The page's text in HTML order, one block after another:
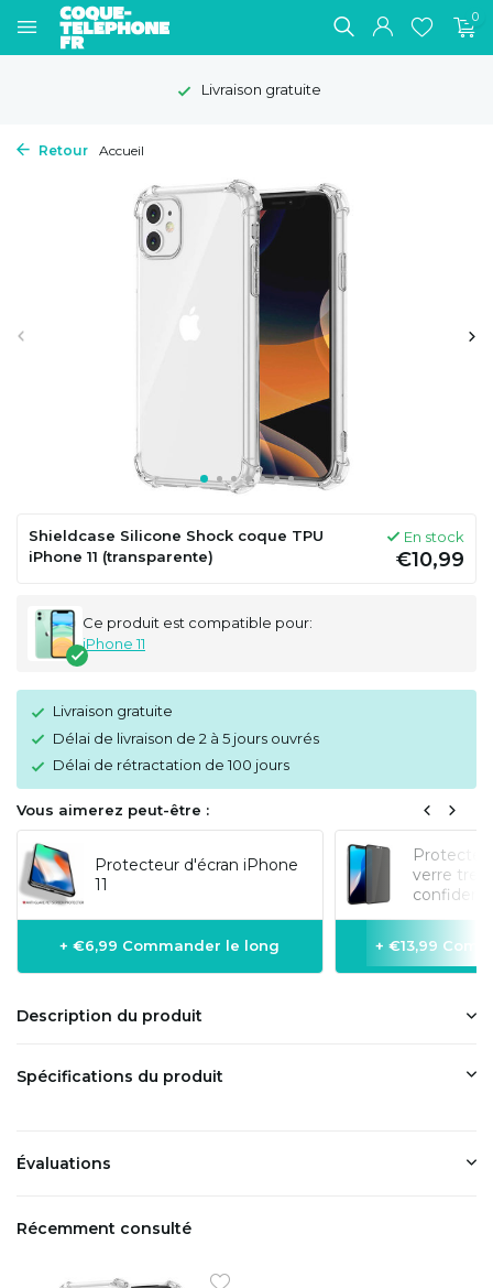
0
Livraison gratuite
Retour Accueil
Shieldcase Silicone Shock coque TPU
iPhone 11 (transparente)
En stock
€10,99
Ce produit est compatible pour:
iPhone 11
Livraison gratuite
Délai de livraison de 2 à 5 jours ouvrés
Délai de rétractation de 100 jours
Vous aimerez peut-être :
Protecteur d'écran iPhone
11
+ €6,99 Commander le long
verre
+ €13,99
Description du produit
Spécifications du produit
Évaluations
Récemment consulté